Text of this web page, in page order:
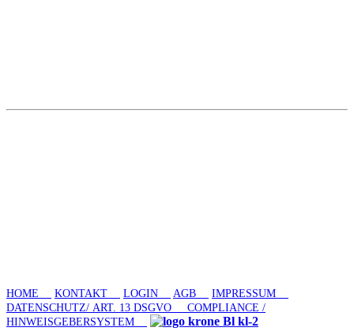
HOME KONTAKT LOGIN AGB
IMPRESSUM
DATENSCHUTZ/ ART. 13 DSGVO COMPLIANCE /
HINWEISGEBERSYSTEM